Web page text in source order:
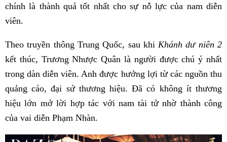
chính là thành quả tốt nhất cho sự nỗ lực của nam diễn
viên.
Theo truyền thông Trung Quốc, sau khi Khánh dư niên 2
kết thúc, Trương Nhược Quân là người được chú ý nhất
trong dàn diễn viên. Anh được hưởng lợi từ các nguồn thu
quảng cáo, đại sứ thương hiệu. Đã có không ít thương
hiệu lớn mở lời hợp tác với nam tài tử nhờ thành công
của vai diễn Phạm Nhàn.